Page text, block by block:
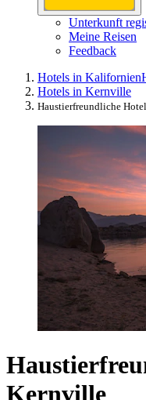
Unterkunft
Meine Reisen
Feedback
Hotels in Kalifornien
Hotels in Kernville
Haustierfreundliche
Kernville